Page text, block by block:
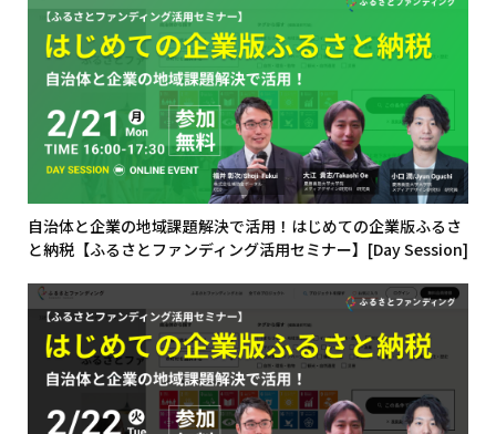
自治体と企業の地域課題解決で活用！はじめての企業版ふるさ
と納税【ふるさとファンディング活用セミナー】[Day Session]